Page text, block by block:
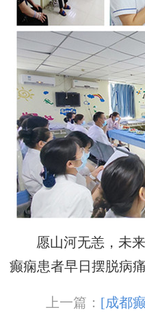
愿山河无恙，未
癫痫患者早日摆脱病
上一篇： [成都